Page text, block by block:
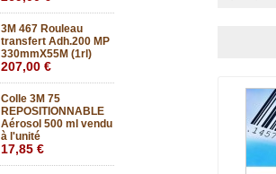
3M 467 Rouleau
transfert Adh.200 MP
330mmX55M (1rl)
207,00 €
Colle 3M 75
REPOSITIONNABLE
Aérosol 500 ml vendu
à l'unité
17,85 €